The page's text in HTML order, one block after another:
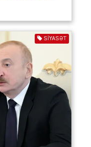
SIYASƏT